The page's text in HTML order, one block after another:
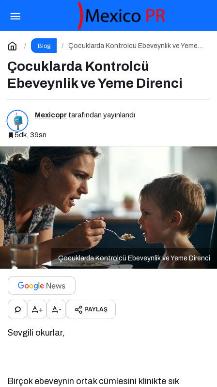
Blog
Çocuklarda Kontrolcü Ebeveynlik ve Yeme
Çocuklarda Kontrolcü
Ebeveynlik ve Yeme Direnci
Mexicopr tarafından yayınlandı
5dk, 39sn
Çocuklarda Kontrolcü Ebeveynlik ve Yeme Direnci
+ - PAYLAŞ
Sevgili okurlar,
Birçok ebeveynin ortak cümlesini klinikte sık
Enteroendokrin Hücreler ve GLP-1
Yorum Yap